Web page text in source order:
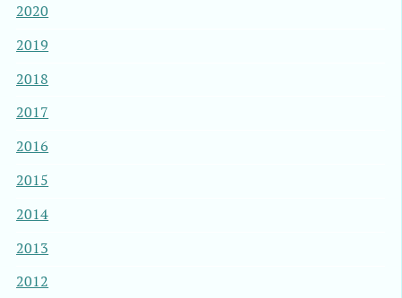
2020
2019
2018
2017
2016
2015
2014
2013
2012